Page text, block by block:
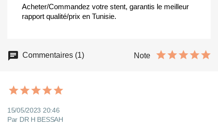
Acheter/Commandez votre stent, garantis le meilleur
rapport qualité/prix en Tunisie.
Commentaires (1) Note
15/05/2023 20:46
Par DR H BESSAH